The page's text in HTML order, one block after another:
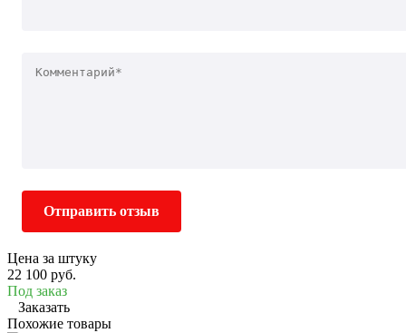
Отправить отзыв
Цена за штуку
22 100 руб.
Под заказ
Заказать
Похожие товары